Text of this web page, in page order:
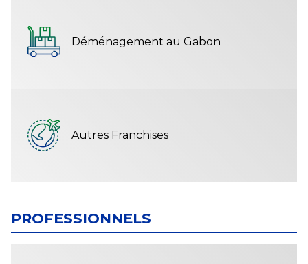
Déménagement au Gabon
Autres Franchises
PROFESSIONNELS